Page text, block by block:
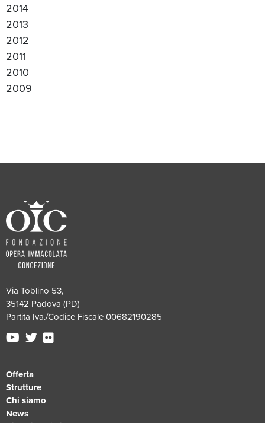
2014
2013
2012
2011
2010
2009
Via Toblino 53,
35142 Padova (PD)
Partita Iva./Codice Fiscale 00682190285
Offerta
Strutture
Chi siamo
News